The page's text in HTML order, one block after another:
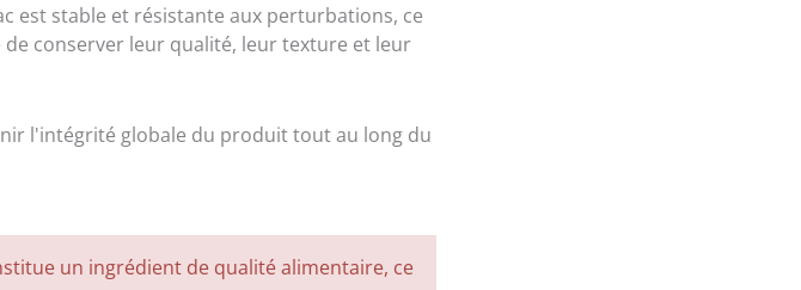
est stable et résistante aux perturbations, ce
conserver leur qualité, leur texture et leur
l'intégrité globale du produit tout au long du
un ingrédient de qualité alimentaire, ce